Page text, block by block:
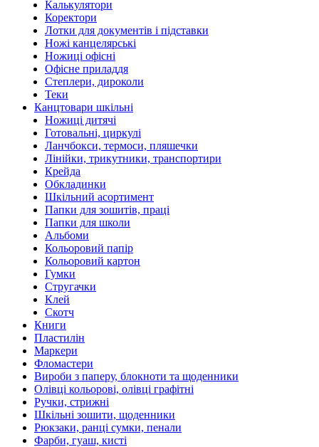
Калькулятори
Коректори
Лотки для документів і підставки
Ножі канцелярські
Ножиці офісні
Офісне приладдя
Степлери, дироколи
Теки
Канцтовари шкільні
Ножиці дитячі
Готовальні, циркулі
Ланчбокси, термоси, пляшечки
Лінійки, трикутники, транспортири
Крейда
Обкладинки
Шкільний асортимент
Папки для зошитів, праці
Папки для школи
Альбоми
Кольоровий папір
Кольоровий картон
Гумки
Стругачки
Клей
Скотч
Книги
Пластилін
Маркери
Фломастери
Вироби з паперу, блокноти та щоденники
Олівці кольорові, олівці графітні
Ручки, стрижні
Шкільні зошити, щоденники
Рюкзаки, ранці сумки, пенали
Фарби, гуаш, кисті